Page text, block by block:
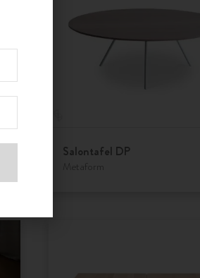
Salontafel DP
Metaform